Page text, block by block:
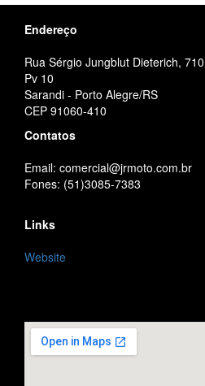
Endereço
Rua Sérgio Jungblut Dieterich, 710
Pv 10
Sarandi - Porto Alegre/RS
CEP 91060-410
Contatos
Email: comercial@jrmoto.com.br
Fones: (51)3085-7383
Links
Website